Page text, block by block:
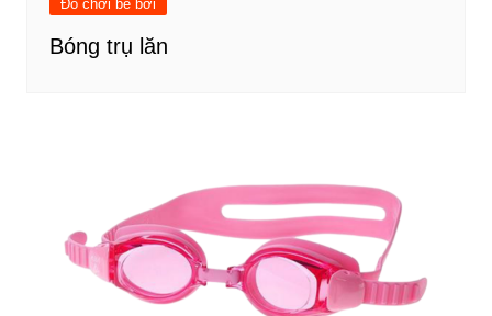
Đồ chơi bể bơi
Bóng trụ lăn